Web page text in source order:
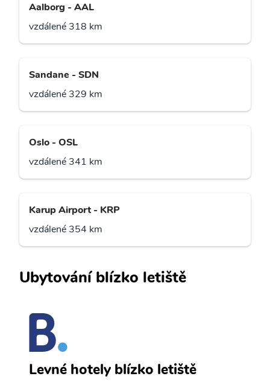
Aalborg - AAL
vzdálené 318 km
Sandane - SDN
vzdálené 329 km
Oslo - OSL
vzdálené 341 km
Karup Airport - KRP
vzdálené 354 km
Ubytování blízko letiště
Levné hotely blízko letiště